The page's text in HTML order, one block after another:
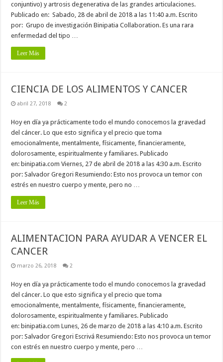
conjuntivo) y artrosis degenerativa de las grandes articulaciones.
Publicado en: Sabado, 28 de abril de 2018 a las 11:40 a.m. Escrito
por: Grupo de investigación Binipatia Collaboration. Es una rara
enfermedad del tipo …
Leer Más
CIENCIA DE LOS ALIMENTOS Y CANCER
abril 27, 2018 2
Hoy en día ya prácticamente todo el mundo conocemos la gravedad
del cáncer. Lo que esto significa y el precio que toma
emocionalmente, mentalmente, físicamente, financieramente,
dolorosamente, espiritualmente y familiares. Publicado
en: binipatia.com Viernes, 27 de abril de 2018 a las 4:30 a.m. Escrito
por: Salvador Gregori Resumiendo: Esto nos provoca un temor con
estrés en nuestro cuerpo y mente, pero no …
Leer Más
ALIMENTACION PARA AYUDAR A VENCER EL
CANCER
marzo 26, 2018 2
Hoy en día ya prácticamente todo el mundo conocemos la gravedad
del cáncer. Lo que esto significa y el precio que toma
emocionalmente, mentalmente, físicamente, financieramente,
dolorosamente, espiritualmente y familiares. Publicado
en: binipatia.com Lunes, 26 de marzo de 2018 a las 4:10 a.m. Escrito
por: Salvador Gregori Escrivá Resumiendo: Esto nos provoca un temor
con estrés en nuestro cuerpo y mente, pero …